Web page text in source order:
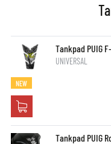
Tankpad PUIG
UNIVERSAL
NEW
Tankpad PUIG